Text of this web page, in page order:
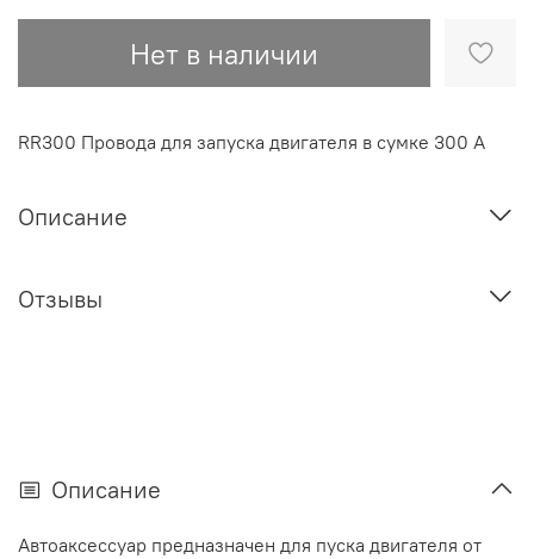
Нет в наличии
RR300 Провода для запуска двигателя в сумке 300 А
Описание
Отзывы
Описание
Автоаксессуар предназначен для пуска двигателя от